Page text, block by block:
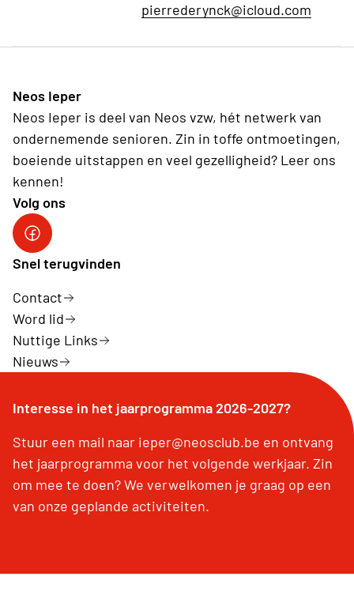
pierrederynck@icloud.com
Neos Ieper
Neos Ieper is deel van Neos vzw, hét netwerk van
ondernemende senioren. Zin in toffe ontmoetingen,
boeiende uitstappen en veel gezelligheid? Leer ons
kennen!
Volg ons
Neos Ieper facebook
Snel terugvinden
Contact
Word lid
Nuttige Links
Nieuws
Interesse in het jaarprogramma 2026-2027?
Stuur een mail naar ieper@neosclub.be en ontvang
het jaarprogramma voor het volgende werkjaar. Zin
om mee te doen? We verwelkomen je graag op een
van onze geplande activiteiten.